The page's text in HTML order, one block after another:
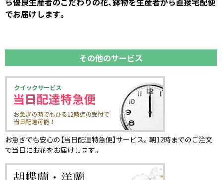
でお届けします。
その他のサービス
お急ぎでも安心の【当日配達特急便】サービス。朝12時までのご注文
で当日にお花をお届けします。